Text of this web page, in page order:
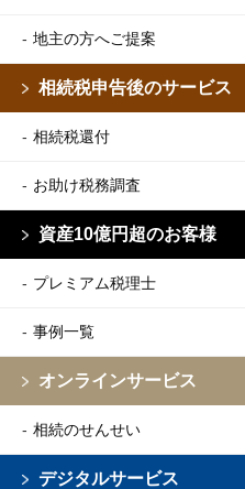
地主の方へご提案
相続税申告後のサービス
相続税還付
お助け税務調査
資産10億円超のお客様
プレミアム税理士
事例一覧
オンラインサービス
相続のせんせい
デジタルサービス